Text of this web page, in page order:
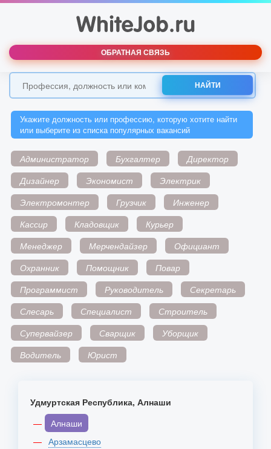
ОБРАТНАЯ СВЯЗЬ
НАЙТИ
Укажите должность или профессию, которую хотите найти
или выберите из списка популярных вакансий
Администратор Бухгалтер
Директор
Дизайнер
Экономист
Электрик
Электромонтер
Грузчик
Инженер
Кассир
Кладовщик
Курьер
Менеджер
Мерчендайзер
Официант
Охранник
Помощник
Повар
Программист
Руководитель
Секретарь
Слесарь
Специалист
Строитель
Супервайзер
Сварщик
Уборщик
Водитель
Юрист
Удмуртская Республика, Алнаши
Алнаши
Арзамасцево